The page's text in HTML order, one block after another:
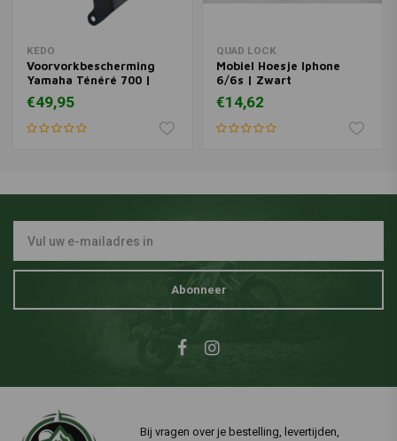
KEDO
Voorvorkbescherming
Yamaha Ténéré 700 |
Rechts
€49,95
QUAD LOCK
Mobiel Hoesje Iphone
6/6s | Zwart
€14,62
Abonneer
Bij vragen over je bestelling, levertijden,